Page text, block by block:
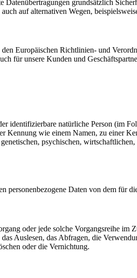
grundsätzlich
auf alternativen Wegen,
Europäischen Richtlinien- und
für unsere Kunden und
identifizierbare natürliche Person (im
Kennung wie einem Namen, zu einer
psychischen,
personenbezogene Daten von dem für
oder jede solche Vorgangsreihe im
Auslesen, das Abfragen, die
oder die Vernichtung.